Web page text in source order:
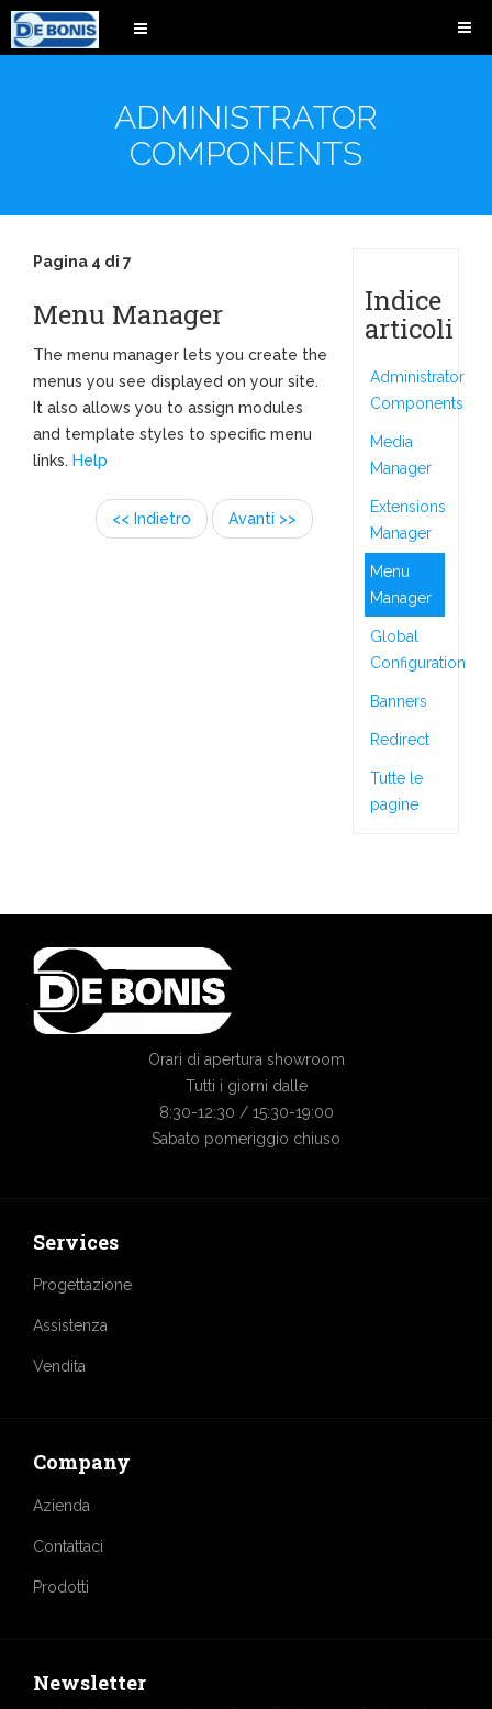
ADMINISTRATOR
COMPONENTS
Indice
articoli
Administrator
Components
Media
Manager
Extensions
Manager
Menu
Manager
Global
Configuration
Banners
Redirect
Tutte le
pagine
Pagina 4 di 7
Menu Manager
The menu manager lets you create the
menus you see displayed on your site.
It also allows you to assign modules
and template styles to specific menu
links. Help
<< Indietro Avanti >>
Orari di apertura showroom
Tutti i giorni dalle
8:30-12:30 / 15:30-19:00
Sabato pomeriggio chiuso
Services
Progettazione
Assistenza
Vendita
Company
Azienda
Contattaci
Prodotti
Newsletter